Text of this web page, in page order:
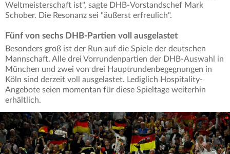
Weltmeisterschaft ist", sagte DHB-Vorstandschef Mark
Schober. Die Resonanz sei "äußerst erfreulich".
Fünf von sechs DHB-Partien voll ausgelastet
Besonders groß ist der Run auf die Spiele der deutschen
Mannschaft. Alle drei Vorrundenpartien der DHB-Auswahl in
München und zwei von drei Hauptrundenbegegnungen in
Köln sind derzeit voll ausgelastet. Lediglich Hospitality-
Angebote seien momentan für diese Spieltage weiterhin
erhältlich.